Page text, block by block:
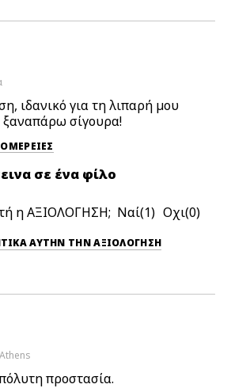
ιδανικό για τη λιπαρή μου
ξαναπάρω σίγουρα!
σε ένα φίλο
η ΑΞΙΟΛΟΓΗΣΗ; 1 0
ΕΠΙΣΗΜΆΝΕΤΕ ΑΡΝΗΤΙΚΆ ΑΥΤΉΝ ΤΗΝ ΑΞΙΟΛΟΓΗΣΗ
Athens
προστασία.